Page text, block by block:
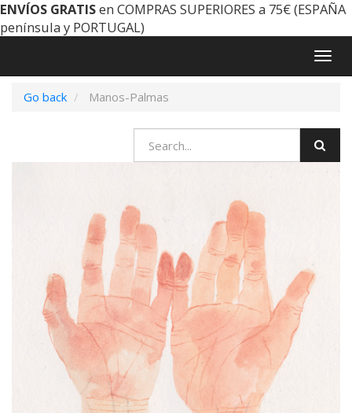
ENVÍOS GRATISen COMPRAS SUPERIORES a 75€ (ESPAÑA
península y PORTUGAL)
Go back
Manos-Palmas